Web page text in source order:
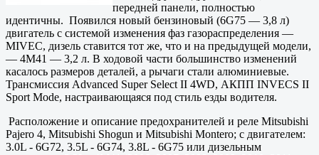
передней панели, полностью
идентичны. Появился новый бензиновый (6G75 — 3,8 л)
двигатель с системой изменения фаз газораспределения —
MIVEC, дизель ставится тот же, что и на предыдущей модели,
— 4M41 — 3,2 л. В ходовой части большинство изменений
касалось размеров деталей, а рычаги стали алюминиевые.
Трансмиссия Advanced Super Select II 4WD, АКПП INVECS II
Sport Mode, настраивающаяся под стиль езды водителя.
Расположение и описание предохранителей и реле Mitsubishi
Pajero 4, Mitsubishi Shogun и Mitsubishi Montero; с двигателем:
3.0L - 6G72, 3.5L - 6G74, 3.8L - 6G75 или дизельным